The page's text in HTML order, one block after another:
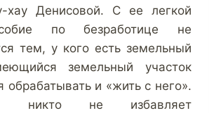
хау Денисовой. С ее легкой
по безработице не
тем, у кого есть земельный
земельный участок
обрабатывать и «жить с него».
никто не избавляет